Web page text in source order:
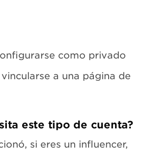
como privado
a una página de
este tipo de cuenta?
si eres un influencer,